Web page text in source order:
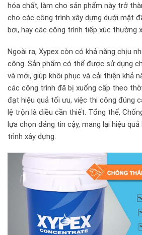
hóa chất, làm cho sản phẩm này trở
cho các công trình xây dựng dưới mặt
bơi, hay các công trình tiếp xúc thường
Ngoài ra, Xypex còn có khả năng chịu
công. Sản phẩm có thể được sử dụng
và mới, giúp khôi phục và cải thiện khả
các công trình đã bị xuống cấp theo
đạt hiệu quả tối ưu, việc thi công đúng
lệ trộn là điều cần thiết. Tổng thể,
lựa chọn đáng tin cậy, mang lại hiệu
trình xây dựng.